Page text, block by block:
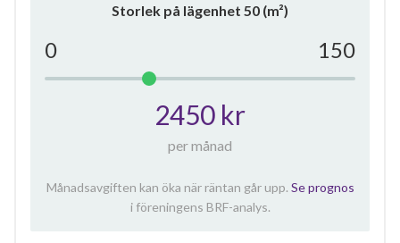
Storlek på lägenhet 50 (m²)
0 150
2450 kr
per månad
Månadsavgiften kan öka när räntan går upp. Se prognos
i föreningens BRF-analys.